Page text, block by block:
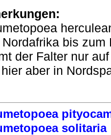
Nordafrika bis zum
der Falter nur
aber in
solitaria